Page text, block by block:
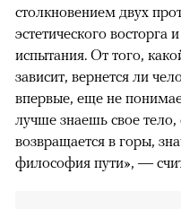
столкновением двух
эстетического восторга
испытания. От того,
зависит, вернется ли
впервые, еще не
лучше знаешь свое
возвращается в горы,
философия пути», —